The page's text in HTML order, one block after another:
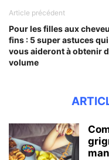
Article précédent
Pour les filles aux
fins : 5 super astuces qui
vous aideront à obtenir
volume